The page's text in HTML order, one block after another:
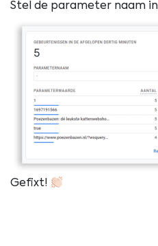
Stel de parameter naam in
Gefixt!